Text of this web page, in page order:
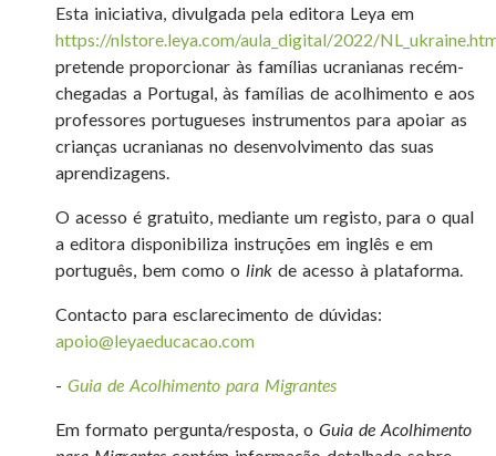
Esta iniciativa, divulgada pela editora Leya em
https://nlstore.leya.com/aula_digital/2022/
pretende proporcionar às famílias ucranianas recém-
chegadas a Portugal, às famílias de acolhimento e aos
professores portugueses instrumentos para apoiar as
crianças ucranianas no desenvolvimento das suas
aprendizagens.
O acesso é gratuito, mediante um registo, para o qual
a editora disponibiliza instruções em inglês e em
português, bem como o link de acesso à plataforma.
Contacto para esclarecimento de dúvidas:
apoio@leyaeducacao.com
- Guia de Acolhimento para Migrantes
Em formato pergunta/resposta, o Guia de Acolhimento